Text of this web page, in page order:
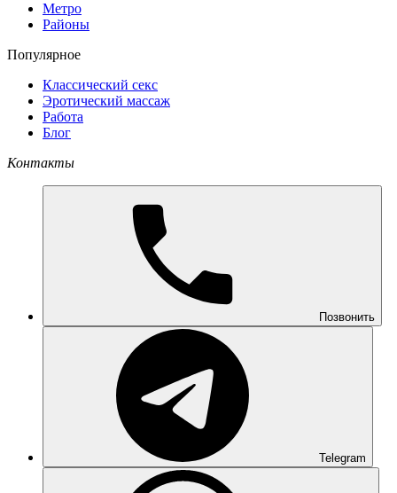
Метро
Районы
Популярное
Классический секс
Эротический массаж
Работа
Блог
Контакты
Позвонить
Telegram